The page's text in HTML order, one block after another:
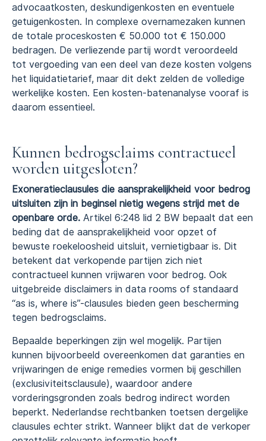
advocaatkosten, deskundigenkosten en eventuele
getuigenkosten. In complexe overnamezaken kunnen
de totale proceskosten € 50.000 tot € 150.000
bedragen. De verliezende partij wordt veroordeeld
tot vergoeding van een deel van deze kosten volgens
het liquidatietarief, maar dit dekt zelden de volledige
werkelijke kosten. Een kosten-batenanalyse vooraf is
daarom essentieel.
Kunnen bedrogsclaims contractueel
worden uitgesloten?
Exoneratieclausules die aansprakelijkheid voor bedrog
uitsluiten zijn in beginsel nietig wegens strijd met de
openbare orde. Artikel 6:248 lid 2 BW bepaalt dat een
beding dat de aansprakelijkheid voor opzet of
bewuste roekeloosheid uitsluit, vernietigbaar is. Dit
betekent dat verkopende partijen zich niet
contractueel kunnen vrijwaren voor bedrog. Ook
uitgebreide disclaimers in data rooms of standaard
“as is, where is”-clausules bieden geen bescherming
tegen bedrogsclaims.
Bepaalde beperkingen zijn wel mogelijk. Partijen
kunnen bijvoorbeeld overeenkomen dat garanties en
vrijwaringen de enige remedies vormen bij geschillen
(exclusiviteitsclausule), waardoor andere
vorderingsgronden zoals bedrog indirect worden
beperkt. Nederlandse rechtbanken toetsen dergelijke
clausules echter strikt. Wanneer blijkt dat de verkoper